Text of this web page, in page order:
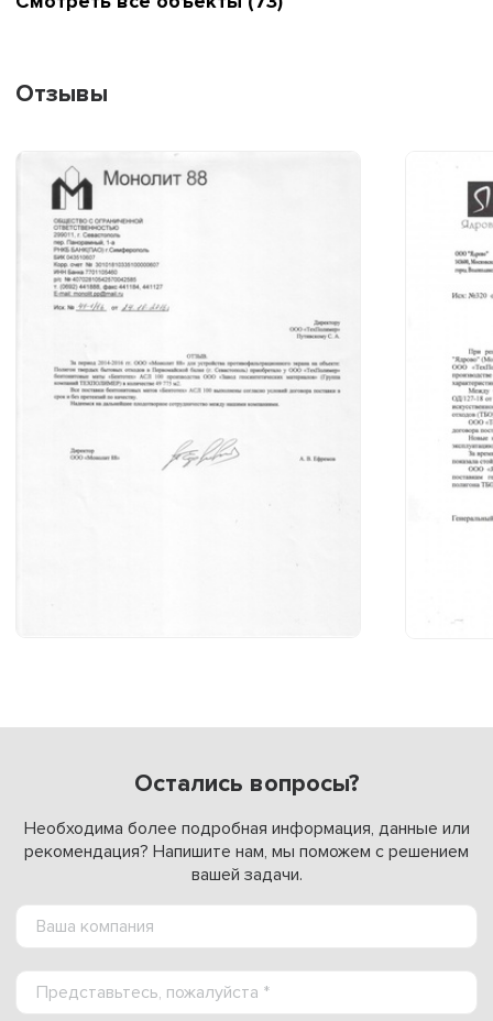
Отзывы
Остались вопросы?
Необходима более подробная информация, данные или
рекомендация? Напишите нам, мы поможем с решением
вашей задачи.